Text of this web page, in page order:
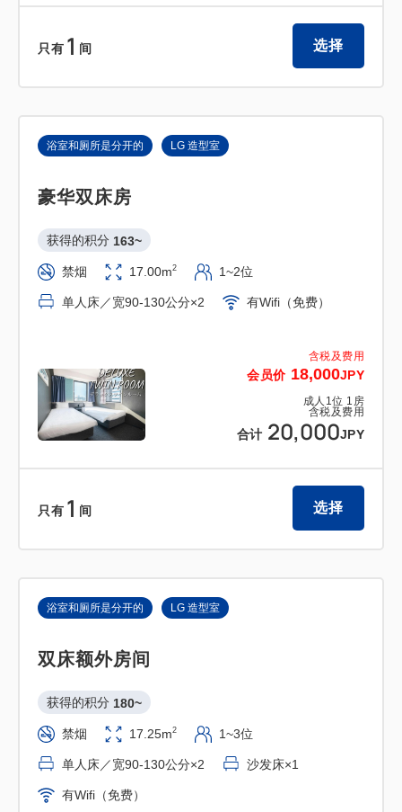
只有 1 间 选择
含税及费用
会员价 18,000JPY
成人 1位 1 房
含税及费用
合计 20,000JPY
浴室和厕所是分开的 LG 造型室
豪华双床房
获得的积分 163~
禁烟 17.00m2 1~2位
单人床／宽90-130公分×2 有Wifi（免费）
只有 1 间 选择
浴室和厕所是分开的 LG 造型室
双床额外房间
获得的积分 180~
禁烟 17.25m2 1~3位
单人床／宽90-130公分×2 沙发床×1
有Wifi（免费）